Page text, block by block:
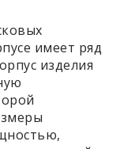
имеет ряд
изделия